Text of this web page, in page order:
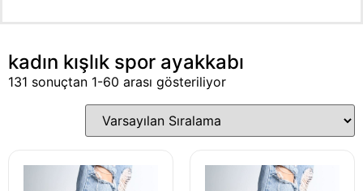
kadın kışlık spor ayakkabı
131 sonuçtan 1-60 arası gösteriliyor